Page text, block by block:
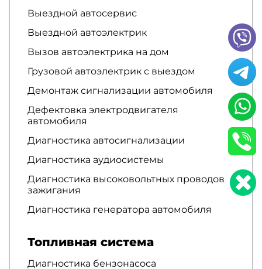
Выездной автосервис
Выездной автоэлектрик
Вызов автоэлектрика на дом
Грузовой автоэлектрик с выездом
Демонтаж сигнализации автомобиля
Дефектовка электродвигателя
автомобиля
Диагностика автосигнализации
Диагностика аудиосистемы
Диагностика высоковольтных проводов
зажигания
Диагностика генератора автомобиля
Топливная система
Диагностика бензонасоса